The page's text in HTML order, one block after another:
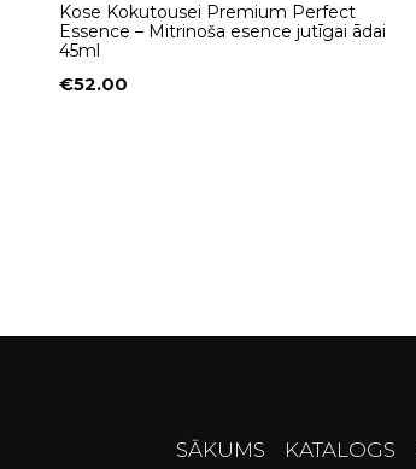
Kose Kokutousei Premium Perfect
Essence – Mitrinoša esence jutīgai ādai
45ml
€52.00
SĀKUMS KATALOGS